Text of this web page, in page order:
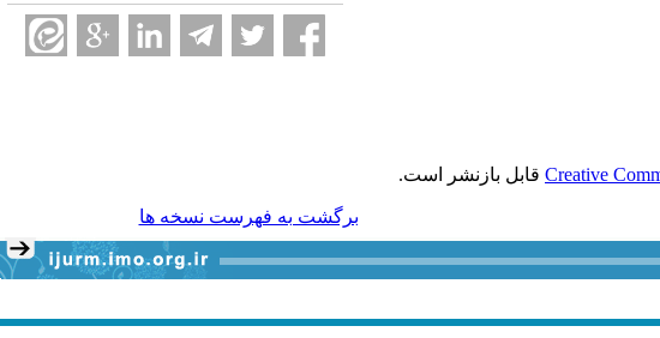
Creative قابل بازنشر است.
برگشت به فهرست نسخه ها